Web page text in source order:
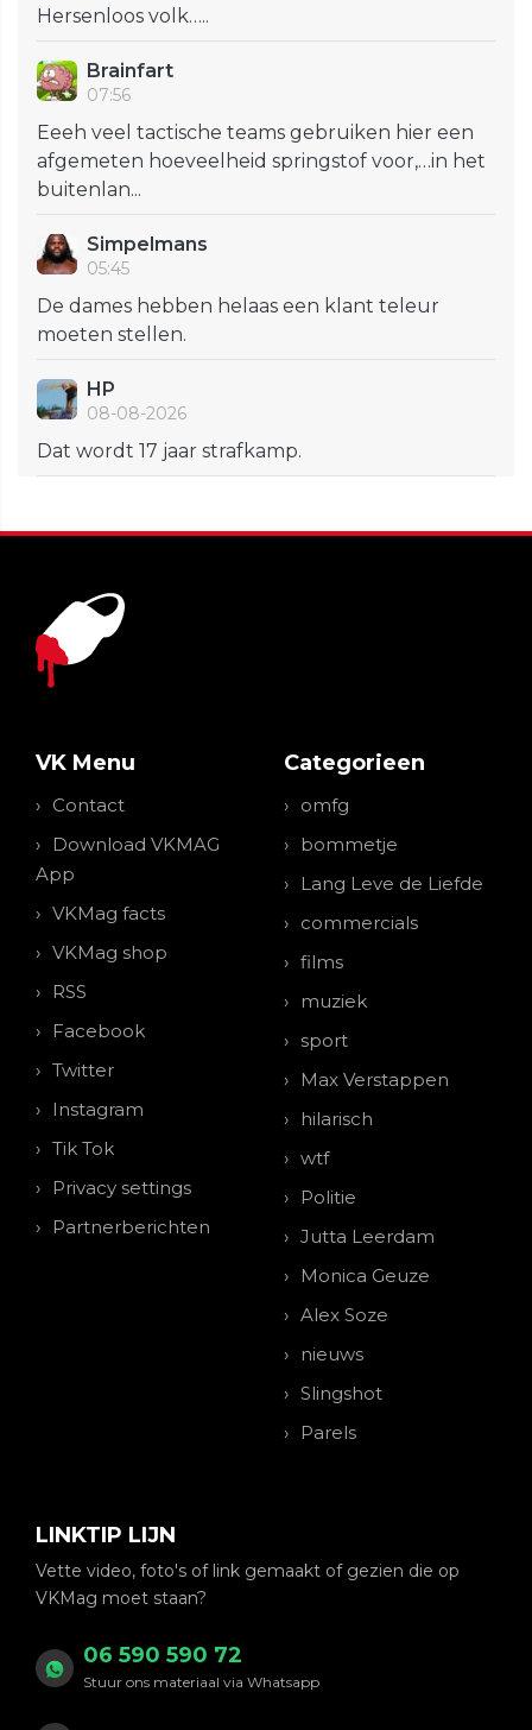
Hersenloos volk…..
Brainfart
07:56
Eeeh veel tactische teams gebruiken hier een
afgemeten hoeveelheid springstof voor,…in het
buitenlan...
Simpelmans
05:45
De dames hebben helaas een klant teleur
moeten stellen.
HP
08-08-2026
Dat wordt 17 jaar strafkamp.
VK Menu
Contact
Download VKMAG
App
VKMag facts
VKMag shop
RSS
Facebook
Twitter
Instagram
Tik Tok
Privacy settings
Partnerberichten
Categorieen
omfg
bommetje
Lang Leve de Liefde
commercials
films
muziek
sport
Max Verstappen
hilarisch
wtf
Politie
Jutta Leerdam
Monica Geuze
Alex Soze
nieuws
Slingshot
Parels
LINKTIP LIJN
Vette video, foto's of link gemaakt of gezien die op
VKMag moet staan?
06 590 590 72
Stuur ons materiaal via Whatsapp